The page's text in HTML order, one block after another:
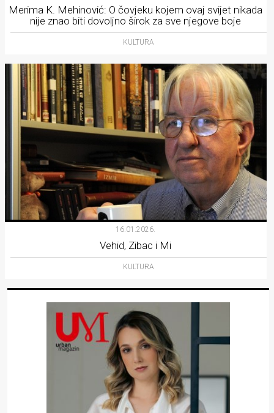
Merima K. Mehinović: O čovjeku kojem ovaj svijet nikada
nije znao biti dovoljno širok za sve njegove boje
KULTURA
16.01.2026.
Vehid, Zibac i Mi
KULTURA